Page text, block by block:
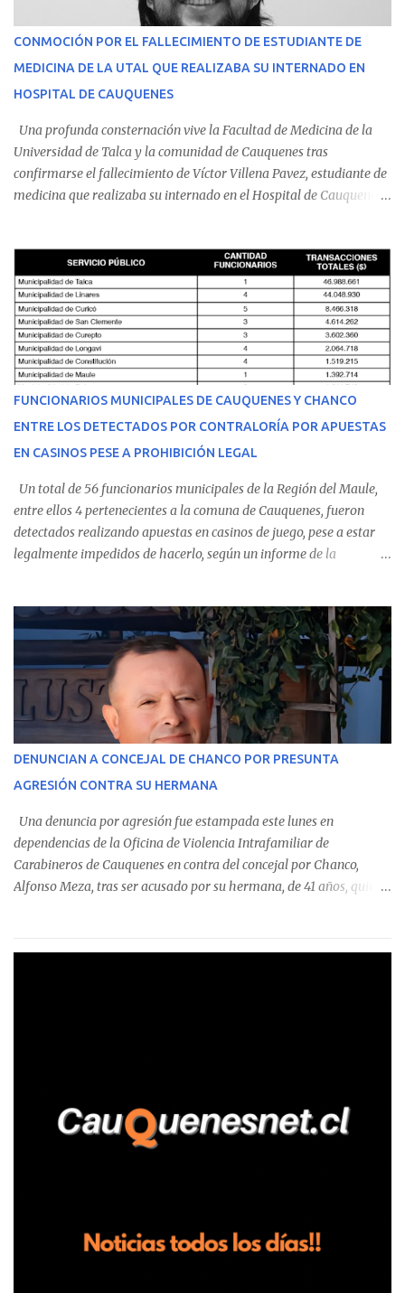
CONMOCIÓN POR EL FALLECIMIENTO DE ESTUDIANTE DE
MEDICINA DE LA UTAL QUE REALIZABA SU INTERNADO EN
HOSPITAL DE CAUQUENES
Una profunda consternación vive la Facultad de Medicina de la
Universidad de Talca y la comunidad de Cauquenes tras
confirmarse el fallecimiento de Víctor Villena Pavez, estudiante de
medicina que realizaba su internado en el Hospital de Cauquenes.
malestares físicos. Dada la complejidad de su estado de salud, el
equipo médico determinó su traslado de urgencia al Hospital
Regional de Talca y dado la urgencia la ambulancia partió hacia
Talca con escolta de Carabineros. En medio del traslado, el
estudiante de medicina de 25 años, se agravó y pese a los esfuerzos
del personal de emergencia terminó falleciendo, sin alcanzar a
recibir atención especializada en el centro de destino. Apenas se
conoció la gravedad de su condición, sus padres —residentes en
Villarrica— se trasladaron a Cauquenes con la esperanza de una
evolución favorable. No obstante, alrededo...
FUNCIONARIOS MUNICIPALES DE CAUQUENES Y CHANCO
ENTRE LOS DETECTADOS POR CONTRALORÍA POR APUESTAS
EN CASINOS PESE A PROHIBICIÓN LEGAL
Un total de 56 funcionarios municipales de la Región del Maule,
entre ellos 4 pertenecientes a la comuna de Cauquenes, fueron
detectados realizando apuestas en casinos de juego, pese a estar
legalmente impedidos de hacerlo, según un informe de la
estableció que estos funcionarios —quienes administran o
custodian fondos públicos— efectuaron transacciones por un
monto total de $116.075.918 entre enero de 2024 y junio de 2025.
En el detalle regional, se indica que en la comuna de Cauquenes se
identificó a cuatro funcionarios involucrados en este tipo de
operaciones. Asimismo, se precisa que uno de los casos
corresponde a un funcionario de la Municipalidad de Chanco,
detectaron incumplimientos a la normativa vigente. El informe
precisa que la mayor cantidad de dinero apostado se registró en
Talca, donde...
DENUNCIAN A CONCEJAL DE CHANCO POR PRESUNTA
AGRESIÓN CONTRA SU HERMANA
Una denuncia por agresión fue estampada este lunes en
dependencias de la Oficina de Violencia Intrafamiliar de
Carabineros de Cauquenes en contra del concejal por Chanco,
Alfonso Meza, tras ser acusado por su hermana, de 41 años, quien
relató que los hechos ocurrieron cerca de las 11:30 horas en el
trabajadores, el edil descendió del vehículo y, en medio de la
confrontación, la habría tomado de los hombros, empujado al
suelo y agredido con golpes de pies y manos, mientr...